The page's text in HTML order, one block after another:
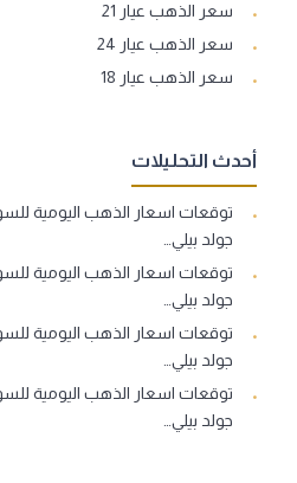
سعر الذهب عيار 21
سعر الذهب عيار 24
سعر الذهب عيار 18
أحدث التحليلات
توقعات اسعار الذهب اليومية
جولد بيلي…
توقعات اسعار الذهب اليومية
جولد بيلي…
توقعات اسعار الذهب اليومية
جولد بيلي…
توقعات اسعار الذهب اليومية
جولد بيلي…